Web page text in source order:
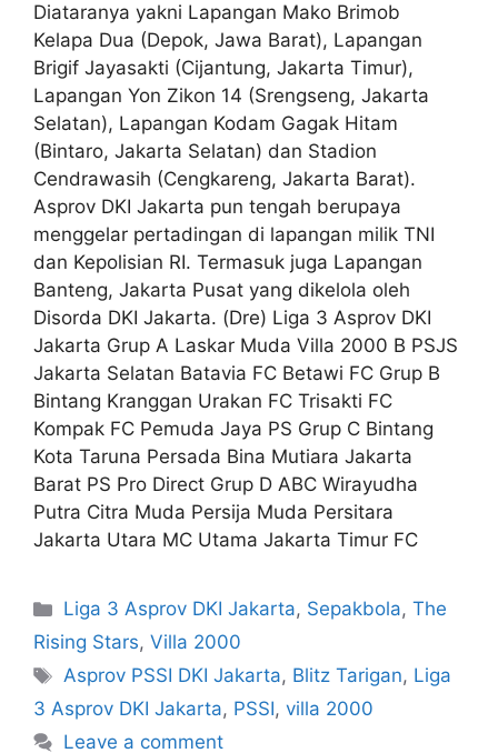
Diataranya yakni Lapangan Mako Brimob
Kelapa Dua (Depok, Jawa Barat), Lapangan
Brigif Jayasakti (Cijantung, Jakarta Timur),
Lapangan Yon Zikon 14 (Srengseng, Jakarta
Selatan), Lapangan Kodam Gagak Hitam
(Bintaro, Jakarta Selatan) dan Stadion
Cendrawasih (Cengkareng, Jakarta Barat).
Asprov DKI Jakarta pun tengah berupaya
menggelar pertadingan di lapangan milik TNI
dan Kepolisian RI. Termasuk juga Lapangan
Banteng, Jakarta Pusat yang dikelola oleh
Disorda DKI Jakarta. (Dre) Liga 3 Asprov DKI
Jakarta Grup A Laskar Muda Villa 2000 B PSJS
Jakarta Selatan Batavia FC Betawi FC Grup B
Bintang Kranggan Urakan FC Trisakti FC
Kompak FC Pemuda Jaya PS Grup C Bintang
Kota Taruna Persada Bina Mutiara Jakarta
Barat PS Pro Direct Grup D ABC Wirayudha
Putra Citra Muda Persija Muda Persitara
Jakarta Utara MC Utama Jakarta Timur FC
Liga 3 Asprov DKI Jakarta, Sepakbola,The
Rising Stars, Villa 2000
Asprov PSSI DKI Jakarta, Blitz Tarigan, Liga
3 Asprov DKI Jakarta, PSSI, villa 2000
Leave a comment